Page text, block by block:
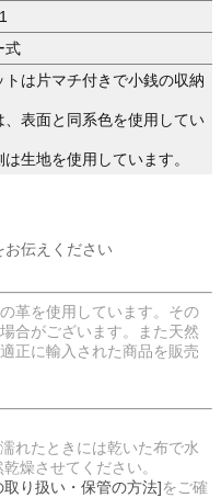
式
トは片マチ付きで小銭の収納
、表面と同系色を使用してい
生地を使用しています。
伝えください
革を使用しています。その
合がございます。また天然
正に輸入された商品を販売
れたときには乾いた布で水
燥させてください。
取り扱い・保管の方法]をご確